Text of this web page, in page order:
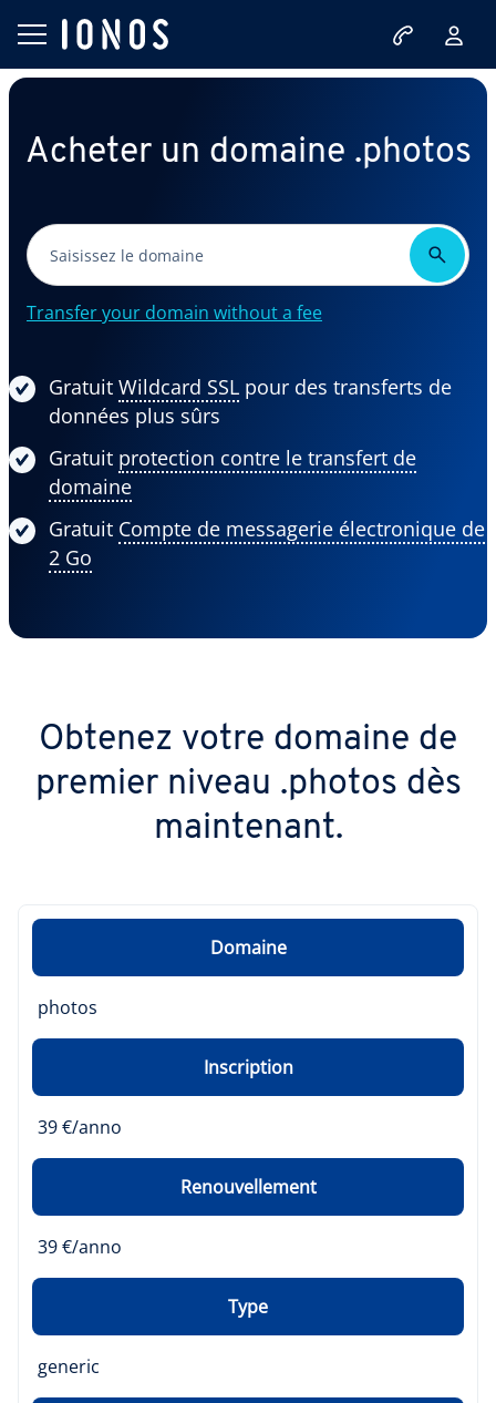
Acheter un domaine .photos
Transfer your domain without a fee
Gratuit Wildcard SSL pour des transferts de
données plus sûrs
Gratuit protection contre le transfert de
domaine
Gratuit Compte de messagerie électronique de
2 Go
Obtenez votre domaine de
premier niveau .photos dès
maintenant.
Domaine
photos
Inscription
39 €/anno
Renouvellement
39 €/anno
Type
generic